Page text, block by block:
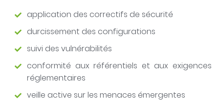
application des correctifs de sécurité
durcissement des configurations
suivi des vulnérabilités
conformité aux référentiels et aux exigences
réglementaires
veille active sur les menaces émergentes